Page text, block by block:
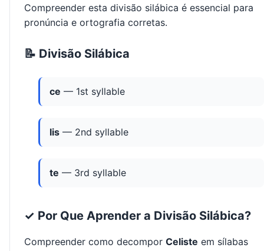
Compreender esta divisão silábica é essencial para
pronúncia e ortografia corretas.
📝 Divisão Silábica
ce — 1st syllable
lis — 2nd syllable
te — 3rd syllable
✓ Por Que Aprender a Divisão Silábica?
Compreender como decompor Celiste em sílabas